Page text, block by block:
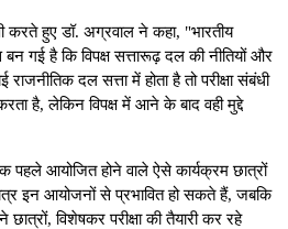
करते हुए डॉ. अग्रवाल ने कहा, "भारतीय
बन गई है कि विपक्ष सत्तारूढ़ दल की नीतियों और
दल सत्ता में होता है तो परीक्षा संबंधी
है, लेकिन विपक्ष में आने के बाद वही मुद्दे
पहले आयोजित होने वाले ऐसे कार्यक्रम छात्रों
इन आयोजनों से प्रभावित हो सकते हैं, जबकि
विशेषकर परीक्षा की तैयारी कर रहे